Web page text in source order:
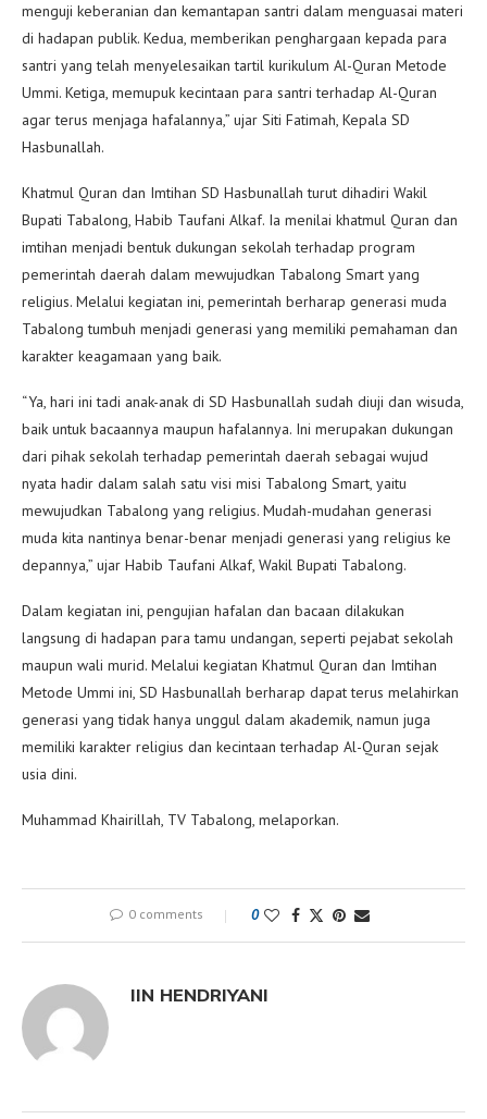
menguji keberanian dan kemantapan santri dalam menguasai materi
di hadapan publik. Kedua, memberikan penghargaan kepada para
santri yang telah menyelesaikan tartil kurikulum Al-Quran Metode
Ummi. Ketiga, memupuk kecintaan para santri terhadap Al-Quran
agar terus menjaga hafalannya,” ujar Siti Fatimah, Kepala SD
Hasbunallah.
Khatmul Quran dan Imtihan SD Hasbunallah turut dihadiri Wakil
Bupati Tabalong, Habib Taufani Alkaf. Ia menilai khatmul Quran dan
imtihan menjadi bentuk dukungan sekolah terhadap program
pemerintah daerah dalam mewujudkan Tabalong Smart yang
religius. Melalui kegiatan ini, pemerintah berharap generasi muda
Tabalong tumbuh menjadi generasi yang memiliki pemahaman dan
karakter keagamaan yang baik.
“Ya, hari ini tadi anak-anak di SD Hasbunallah sudah diuji dan wisuda,
baik untuk bacaannya maupun hafalannya. Ini merupakan dukungan
dari pihak sekolah terhadap pemerintah daerah sebagai wujud
nyata hadir dalam salah satu visi misi Tabalong Smart, yaitu
mewujudkan Tabalong yang religius. Mudah-mudahan generasi
muda kita nantinya benar-benar menjadi generasi yang religius ke
depannya,” ujar Habib Taufani Alkaf, Wakil Bupati Tabalong.
Dalam kegiatan ini, pengujian hafalan dan bacaan dilakukan
langsung di hadapan para tamu undangan, seperti pejabat sekolah
maupun wali murid. Melalui kegiatan Khatmul Quran dan Imtihan
Metode Ummi ini, SD Hasbunallah berharap dapat terus melahirkan
generasi yang tidak hanya unggul dalam akademik, namun juga
memiliki karakter religius dan kecintaan terhadap Al-Quran sejak
usia dini.
Muhammad Khairillah, TV Tabalong, melaporkan.
0 comments 0
IIN HENDRIYANI